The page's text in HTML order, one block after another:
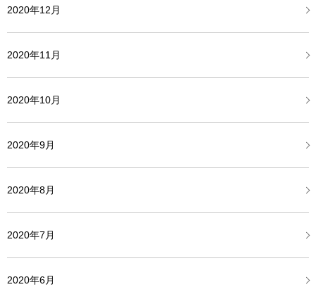
2020年12月
2020年11月
2020年10月
2020年9月
2020年8月
2020年7月
2020年6月